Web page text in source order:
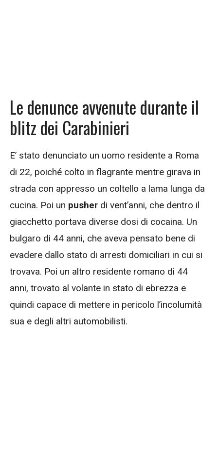
Le denunce avvenute durante il
blitz dei Carabinieri
E’ stato denunciato un uomo residente a Roma
di 22, poiché colto in flagrante mentre girava in
strada con appresso un coltello a lama lunga da
cucina. Poi un pusher di vent’anni, che dentro il
giacchetto portava diverse dosi di cocaina. Un
bulgaro di 44 anni, che aveva pensato bene di
evadere dallo stato di arresti domiciliari in cui si
trovava. Poi un altro residente romano di 44
anni, trovato al volante in stato di ebrezza e
quindi capace di mettere in pericolo l’incolumità
sua e degli altri automobilisti.